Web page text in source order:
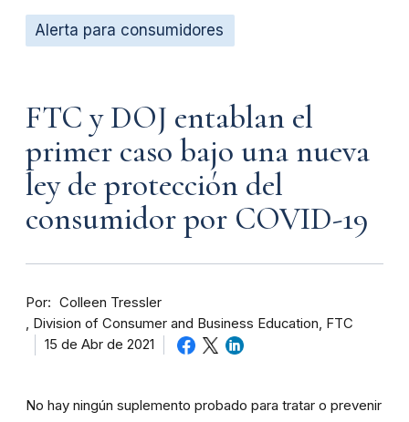
Alerta para consumidores
FTC y DOJ entablan el
primer caso bajo una nueva
ley de protección del
consumidor por COVID-19
Por
Colleen Tressler
Division of Consumer and Business Education, FTC
15 de Abr de 2021
No hay ningún suplemento probado para tratar o prevenir